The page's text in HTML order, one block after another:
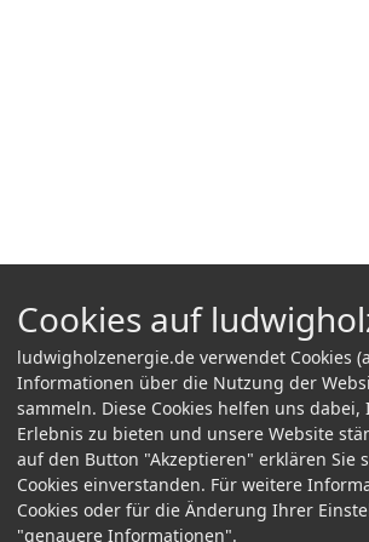
Cookies auf
ludwigholzenergie.de verwendet Cookies
Informationen über die Nutzung der
sammeln. Diese Cookies helfen uns
Erlebnis zu bieten und unsere Website
auf den Button "Akzeptieren" erklären Sie
Cookies einverstanden. Für weitere
Cookies oder für die Änderung Ihrer
"genauere Informationen".